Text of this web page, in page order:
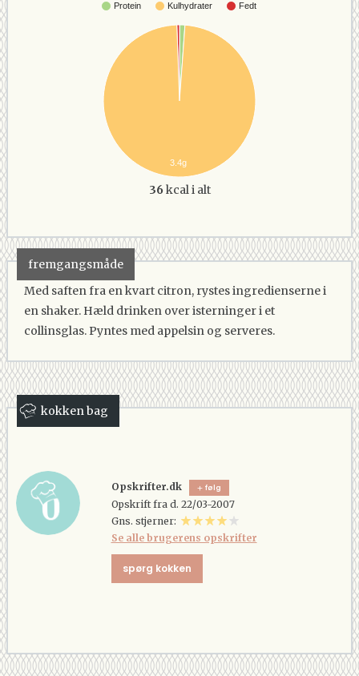
Protein Kulhydrater Fedt
3.4g
36 kcal i alt
fremgangsmåde
Med saften fra en kvart citron, rystes ingredienserne i
en shaker. Hæld drinken over isterninger i et
collinsglas. Pyntes med appelsin og serveres.
kokken bag
Opskrifter.dk følg
Opskrift fra d. 22/03-2007
Gns. stjerner:
Se alle brugerens opskrifter
spørg kokken